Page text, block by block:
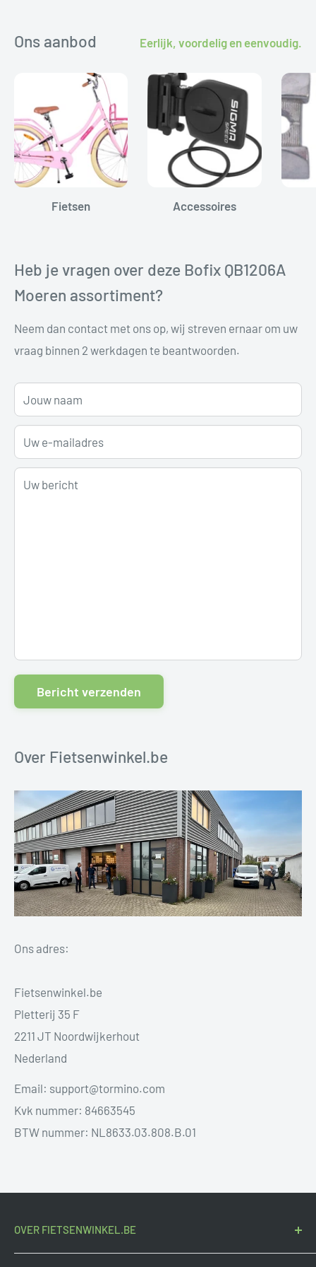
Ons aanbod Eerlijk, voordelig en eenvoudig.
Fietsen Accessoires
Heb je vragen over deze Bofix QB1206A
Moeren assortiment?
Neem dan contact met ons op, wij streven ernaar om uw
vraag binnen 2 werkdagen te beantwoorden.
Jouw naam
Uw e-mailadres
Uw bericht
Bericht verzenden
Over Fietsenwinkel.be
Ons adres:
Fietsenwinkel.be
Pletterij 35 F
2211 JT Noordwijkerhout
Nederland
Email: support@tormino.com
Kvk nummer: 84663545
BTW nummer: NL8633.03.808.B.01
OVER FIETSENWINKEL.BE
Fietsenwinkel.beis de voordeligste Belgische